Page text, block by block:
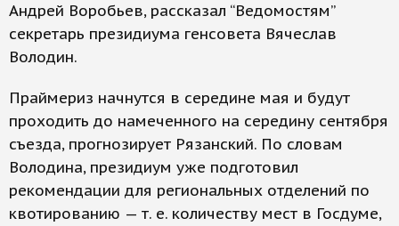
Андрей Воробьев, рассказал “Ведомостям”
секретарь президиума генсовета Вячеслав
Володин.
Праймериз начнутся в середине мая и будут
проходить до намеченного на середину сентября
съезда, прогнозирует Рязанский. По словам
Володина, президиум уже подготовил
рекомендации для региональных отделений по
квотированию — т. е. количеству мест в Госдуме,